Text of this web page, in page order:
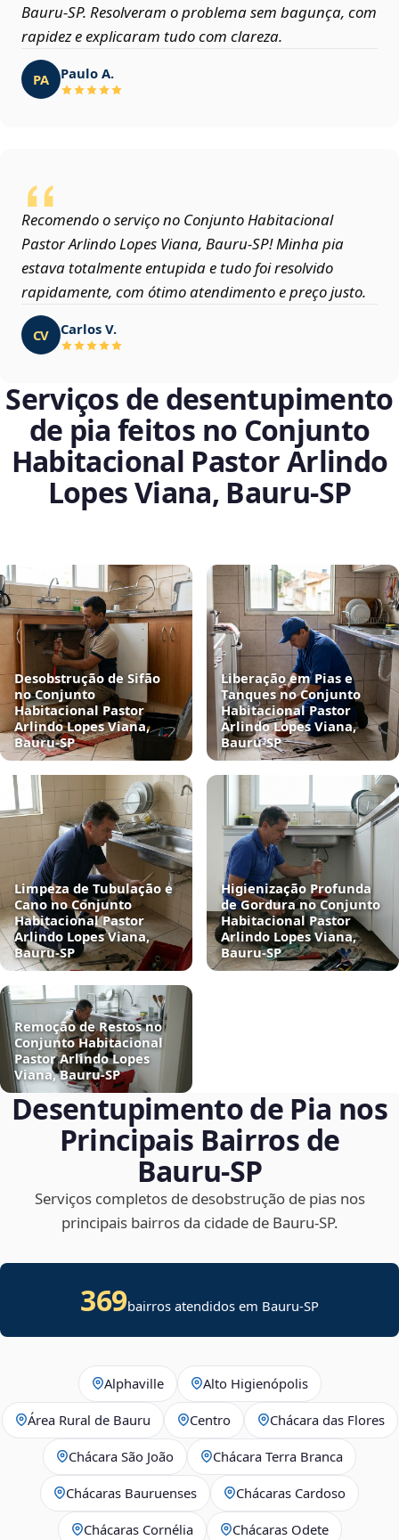
Bauru‑SP. Resolveram o problema sem bagunça, com
rapidez e explicaram tudo com clareza.
PA Paulo A.
Recomendo o serviço no Conjunto Habitacional
Pastor Arlindo Lopes Viana, Bauru‑SP! Minha pia
estava totalmente entupida e tudo foi resolvido
rapidamente, com ótimo atendimento e preço justo.
CV Carlos V.
Serviços de desentupimento
de pia feitos no Conjunto
Habitacional Pastor Arlindo
Lopes Viana, Bauru‑SP
Desobstrução de Sifão
no Conjunto
Habitacional Pastor
Arlindo Lopes Viana,
Bauru‑SP
Liberação em Pias e
Tanques no Conjunto
Habitacional Pastor
Arlindo Lopes Viana,
Bauru‑SP
Limpeza de Tubulação e
Cano no Conjunto
Habitacional Pastor
Arlindo Lopes Viana,
Bauru‑SP
Higienização Profunda
de Gordura no Conjunto
Habitacional Pastor
Arlindo Lopes Viana,
Bauru‑SP
Remoção de Restos no
Conjunto Habitacional
Pastor Arlindo Lopes
Viana, Bauru‑SP
Desentupimento de Pia nos
Principais Bairros de
Bauru‑SP
Serviços completos de desobstrução de pias nos
principais bairros da cidade de Bauru‑SP.
369bairros atendidos em Bauru-SP
Alphaville Alto Higienópolis
Área Rural de Bauru Centro Chácara das Flores
Chácara São João Chácara Terra Branca
Chácaras Bauruenses Chácaras Cardoso
Chácaras Cornélia Chácaras Odete